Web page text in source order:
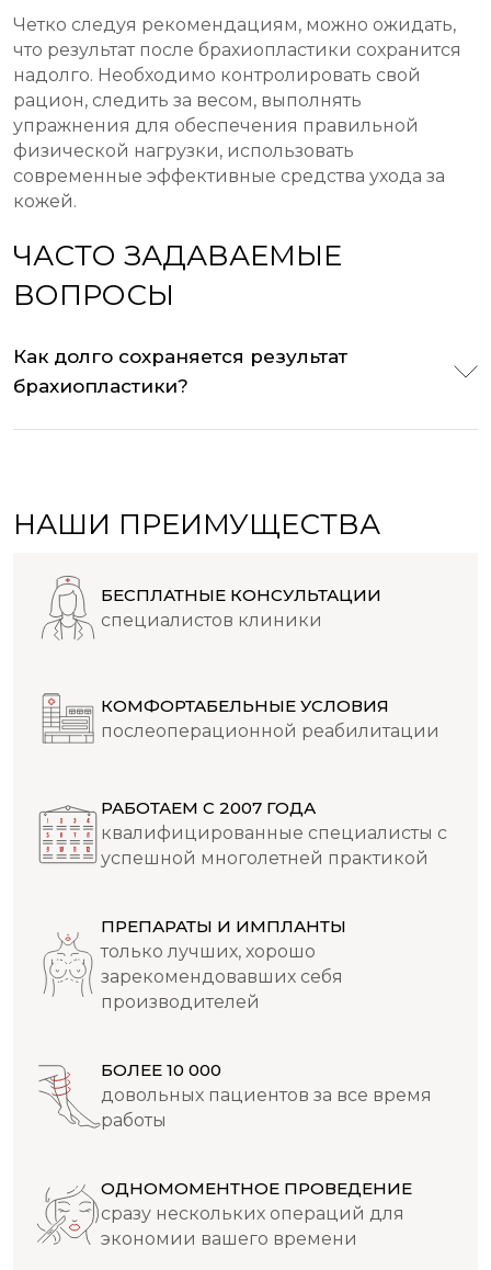
Четко следуя рекомендациям, можно ожидать,
что результат после брахиопластики сохранится
надолго. Необходимо контролировать свой
рацион, следить за весом, выполнять
упражнения для обеспечения правильной
физической нагрузки, использовать
современные эффективные средства ухода за
кожей.
ЧАСТО ЗАДАВАЕМЫЕ
ВОПРОСЫ
Как долго сохраняется результат
брахиопластики?
НАШИ ПРЕИМУЩЕСТВА
БЕСПЛАТНЫЕ КОНСУЛЬТАЦИИ
специалистов клиники
КОМФОРТАБЕЛЬНЫЕ УСЛОВИЯ
послеоперационной реабилитации
РАБОТАЕМ С 2007 ГОДА
квалифицированные специалисты с
успешной многолетней практикой
ПРЕПАРАТЫ И ИМПЛАНТЫ
только лучших, хорошо
зарекомендовавших себя
производителей
БОЛЕЕ 10 000
довольных пациентов за все время
работы
ОДНОМОМЕНТНОЕ ПРОВЕДЕНИЕ
сразу нескольких операций для
экономии вашего времени